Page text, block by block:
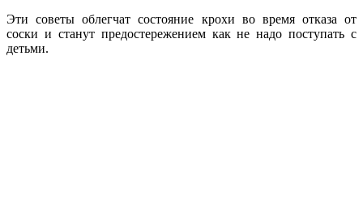
Эти советы облегчат состояние крохи во время отказа от
соски и станут предостережением как не надо поступать с
детьми.